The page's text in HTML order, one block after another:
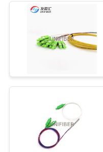
DEMANDEZ
CITATION
Fibre
Splitter